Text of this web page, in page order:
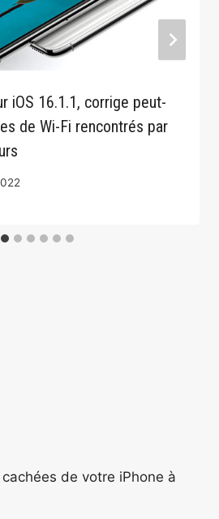
iOS 16.1.1, corrige peut-
de Wi-Fi rencontrés par
de votre iPhone à